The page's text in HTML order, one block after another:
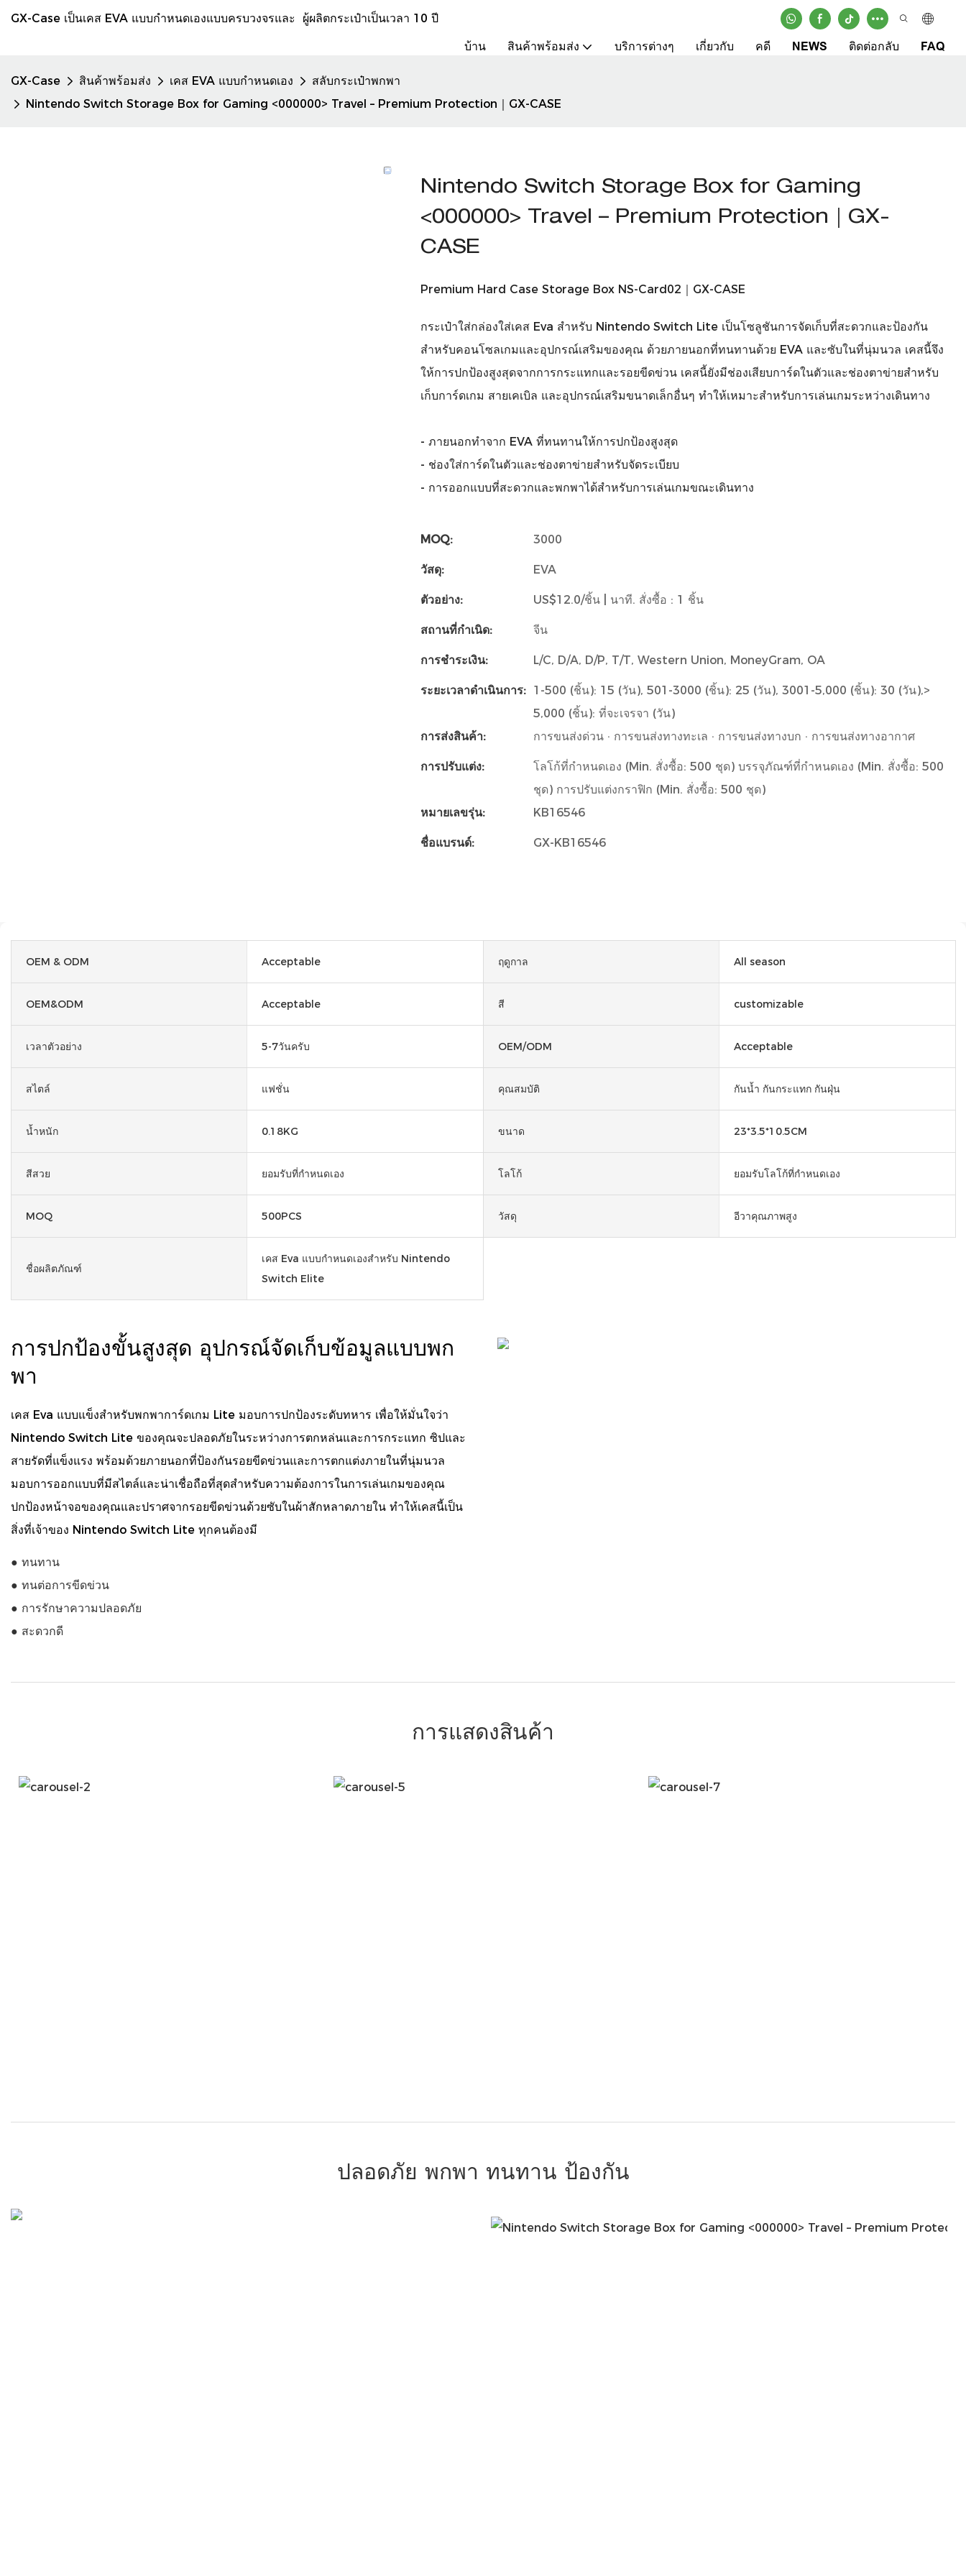
GX-Case เป็นเคส EVA แบบกำหนดเองแบบครบวงจรและ ผู้ผลิตกระเป๋าเป็นเวลา 10 ปี
บ้าน สินค้าพร้อมส่ง บริการต่างๆ เกี่ยวกับ คดี NEWS ติดต่อกลับ FAQ
GX-Case สินค้าพร้อมส่ง เคส EVA แบบกำหนดเอง
สลับกระเป๋าพกพา
Nintendo Switch Storage Box for Gaming <000000> Travel – Premium Protection｜GX-CASE
Nintendo Switch Storage Box for Gaming
<000000> Travel – Premium Protection｜GX-
CASE
Premium Hard Case Storage Box NS-Card02｜GX-CASE
กระเป๋าใส่กล่องใส่เคส Eva สำหรับ Nintendo Switch Lite เป็นโซลูชันการจัดเก็บที่สะดวกและป้องกัน
สำหรับคอนโซลเกมและอุปกรณ์เสริมของคุณ ด้วยภายนอกที่ทนทานด้วย EVA และซับในที่นุ่มนวล เคสนี้จึง
ให้การปกป้องสูงสุดจากการกระแทกและรอยขีดข่วน เคสนี้ยังมีช่องเสียบการ์ดในตัวและช่องตาข่ายสำหรับ
เก็บการ์ดเกม สายเคเบิล และอุปกรณ์เสริมขนาดเล็กอื่นๆ ทำให้เหมาะสำหรับการเล่นเกมระหว่างเดินทาง
- ภายนอกทำจาก EVA ที่ทนทานให้การปกป้องสูงสุด
- ช่องใส่การ์ดในตัวและช่องตาข่ายสำหรับจัดระเบียบ
- การออกแบบที่สะดวกและพกพาได้สำหรับการเล่นเกมขณะเดินทาง
MOQ: 3000
วัสดุ: EVA
ตัวอย่าง: US$12.0/ชิ้น | นาที. สั่งซื้อ : 1 ชิ้น
สถานที่กำเนิด: จีน
การชำระเงิน: L/C, D/A, D/P, T/T, Western Union, MoneyGram, OA
ระยะเวลาดำเนินการ: 1-500 (ชิ้น): 15 (วัน), 501-3000 (ชิ้น): 25 (วัน), 3001-5,000 (ชิ้น): 30 (วัน),>
5,000 (ชิ้น): ที่จะเจรจา (วัน)
การส่งสินค้า:
การขนส่งด่วน · การขนส่งทางทะเล · การขนส่งทางบก · การขนส่งทางอากาศ
การปรับแต่ง:
โลโก้ที่กำหนดเอง (Min. สั่งซื้อ: 500 ชุด) บรรจุภัณฑ์ที่กำหนดเอง (Min. สั่งซื้อ: 500
ชุด) การปรับแต่งกราฟิก (Min. สั่งซื้อ: 500 ชุด)
หมายเลขรุ่น:
KB16546
ชื่อแบรนด์: GX-KB16546
OEM & ODM Acceptable ฤดูกาล All season
OEM&ODM Acceptable สี customizable
เวลาตัวอย่าง 5-7วันครับ OEM/ODM Acceptable
สไตล์ แฟชั่น คุณสมบัติ กันน้ำ กันกระแทก กันฝุ่น
น้ำหนัก 0.18KG ขนาด 23*3.5*10.5CM
สีสวย ยอมรับที่กำหนดเอง โลโก้ ยอมรับโลโก้ที่กำหนดเอง
MOQ 500PCS วัสดุ อีวาคุณภาพสูง
ชื่อผลิตภัณฑ์
เคส Eva แบบกำหนดเองสำหรับ Nintendo
Switch Elite
การปกป้องขั้นสูงสุด อุปกรณ์จัดเก็บข้อมูลแบบพก
พา
เคส Eva แบบแข็งสำหรับพกพาการ์ดเกม Lite มอบการปกป้องระดับทหาร เพื่อให้มั่นใจว่า
Nintendo Switch Lite ของคุณจะปลอดภัยในระหว่างการตกหล่นและการกระแทก ซิปและ
สายรัดที่แข็งแรง พร้อมด้วยภายนอกที่ป้องกันรอยขีดข่วนและการตกแต่งภายในที่นุ่มนวล
มอบการออกแบบที่มีสไตล์และน่าเชื่อถือที่สุดสำหรับความต้องการในการเล่นเกมของคุณ
ปกป้องหน้าจอของคุณและปราศจากรอยขีดข่วนด้วยซับในผ้าสักหลาดภายใน ทำให้เคสนี้เป็น
สิ่งที่เจ้าของ Nintendo Switch Lite ทุกคนต้องมี
● ทนทาน
● ทนต่อการขีดข่วน
● การรักษาความปลอดภัย
● สะดวกดี
การแสดงสินค้า
ปลอดภัย พกพา ทนทาน ป้องกัน